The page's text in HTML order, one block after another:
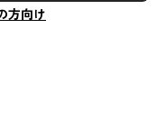
方向け